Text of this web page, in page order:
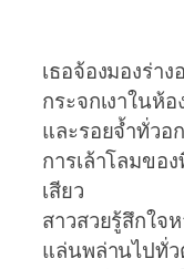
เธอจ้องมองร่า
กระจกเงาในห้
และรอยจ้ำทั่ว
การเล้าโลมขอ
เสียว
สาวสวยรู้สึกใจ
แล่นพล่านไปทั่ว